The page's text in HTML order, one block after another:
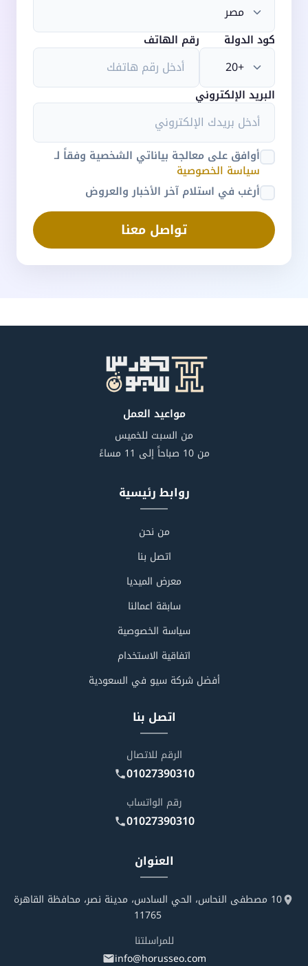
كود الدولة رقم الهاتف
البريد الإلكتروني
أوافق على معالجة بياناتي الشخصية وفقاً لـ
سياسة الخصوصية
أرغب في استلام آخر الأخبار والعروض
تواصل معنا
مواعيد العمل
من السبت للخميس
من 10 صباحاً إلى 11 مساءً
روابط رئيسية
من نحن
اتصل بنا
معرض الميديا
سابقة اعمالنا
سياسة الخصوصية
اتفاقية الاستخدام
أفضل شركة سيو في السعودية
اتصل بنا
الرقم للاتصال
01027390310
رقم الواتساب
01027390310
العنوان
10 مصطفى النحاس، الحي السادس، مدينة نصر، محافظة القاهرة
11765
للمراسلتنا
info@horusseo.com